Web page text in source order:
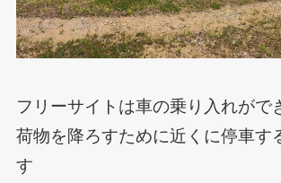
フリーサイトは車の乗り入れがで
荷物を降ろすために近くに停車す
す